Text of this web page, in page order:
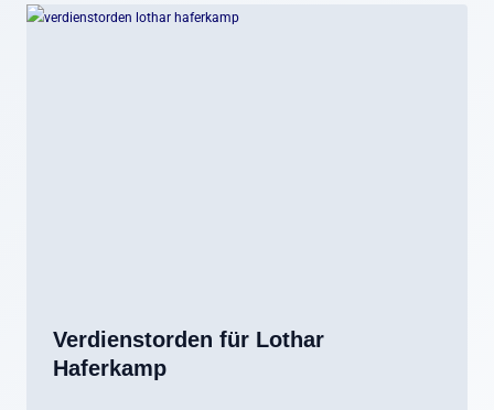
Verdienstorden für Lothar
Haferkamp